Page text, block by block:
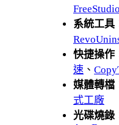
FreeStudio
系統工具
快捷操作
速 、
媒體轉檔
式工廠
光碟燒錄